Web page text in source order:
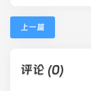
上一篇
评论 (0)